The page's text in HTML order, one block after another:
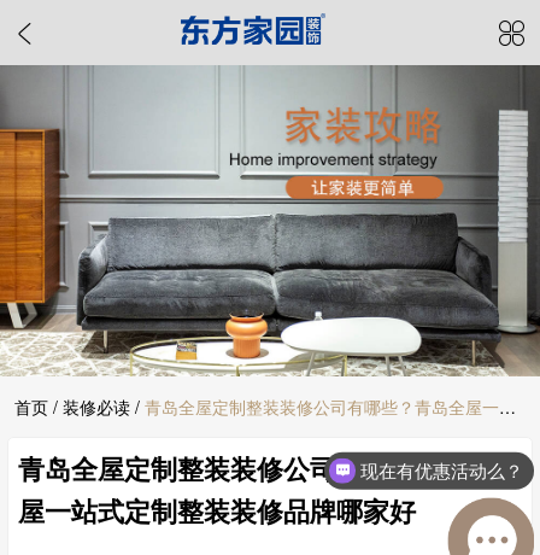
首页 / 装修必读 / 青岛全屋定制整装装修公司有哪些？青岛全屋一站
式定制整装装修品牌哪家好
青岛全屋定制整装装修公司有哪些？青岛全
屋一站式定制整装装修品牌哪家好
现在有优惠活动么？